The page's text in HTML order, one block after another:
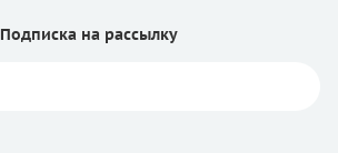
Подписка на рассылку